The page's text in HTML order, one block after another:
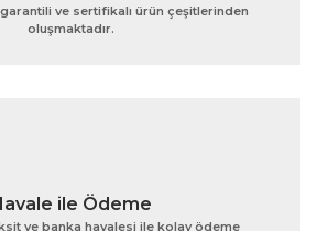
Gönder
ve sertifikalı ürün çeşitlerinden
oluşmaktadır.
ile Ödeme
ve banka havalesi ile kolay ödeme